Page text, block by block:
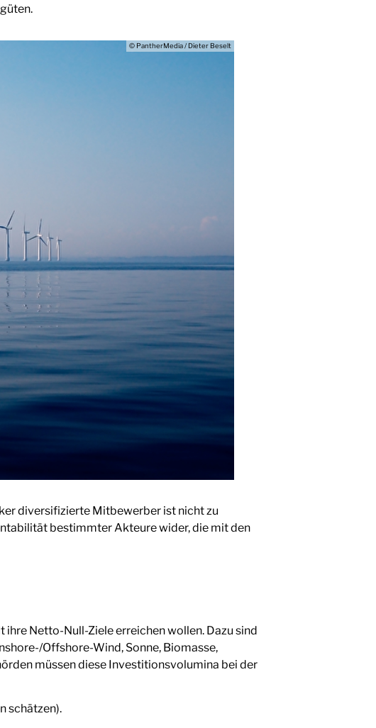
© PantherMedia / Dieter Beselt
diversifizierte Mitbewerber ist nicht zu
bestimmter Akteure wider, die mit den
Netto-Null-Ziele erreichen wollen. Dazu sind
Offshore-Wind, Sonne, Biomasse,
müssen diese Investitionsvolumina bei der
schätzen).